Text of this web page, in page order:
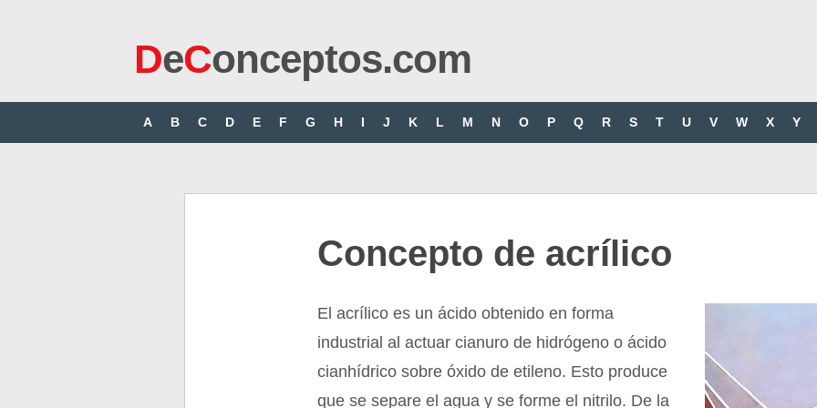
DeConceptos.com
A B C D E F G H I J K L M N O P Q R S T U V W X Y
Concepto de acrílico
El acrílico es un ácido obtenido en forma
industrial al actuar cianuro de hidrógeno o ácido
cianhídrico sobre óxido de etileno. Esto produce
que se separe el agua y se forme el nitrilo. De la